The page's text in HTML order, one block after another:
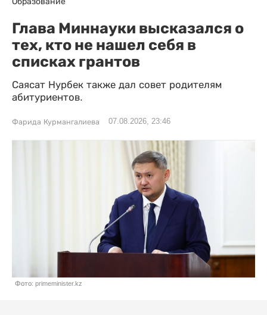
Глава Миннауки высказался о
тех, кто не нашел себя в
списках грантов
Саясат Нурбек также дал совет родителям
абитуриентов.
Фарида Курмангалиева 07.08.2026, 23:46
Фото: primeminister.kz